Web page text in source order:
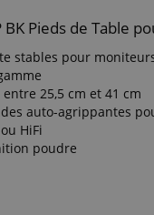
BK Pieds de Table
stables pour
25,5 cm et 41 cm
auto-agrippantes
HiFi
poudre